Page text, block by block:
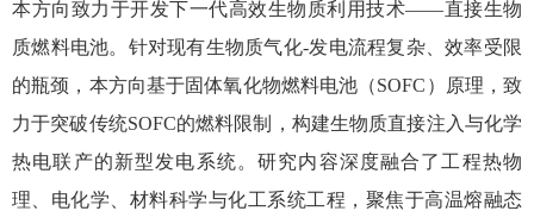
本方向致力于开发下一代高效生物质利用技术——直接生物
质燃料电池。针对现有生物质气化-发电流程复杂、效率受限
的瓶颈，本方向基于固体氧化物燃料电池（SOFC）原理，致
力于突破传统SOFC的燃料限制，构建生物质直接注入与化学
热电联产的新型发电系统。研究内容深度融合了工程热物
理、电化学、材料科学与化工系统工程，聚焦于高温熔融态